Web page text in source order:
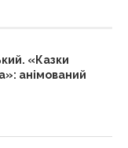
«Казки
анімований